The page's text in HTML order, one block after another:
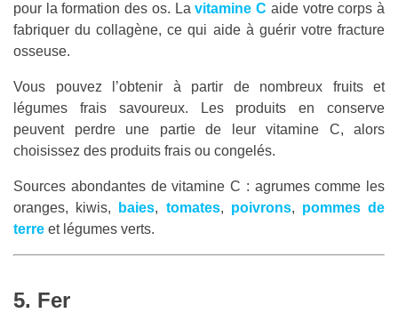
pour la formation des os. Lavitamine C aide votre corps à
fabriquer du collagène, ce qui aide à guérir votre fracture
osseuse.
Vous pouvez l’obtenir à partir de nombreux fruits et
légumes frais savoureux. Les produits en conserve
peuvent perdre une partie de leur vitamine C, alors
choisissez des produits frais ou congelés.
Sources abondantes de vitamine C : agrumes comme les
oranges, kiwis,
baies, tomates, poivrons, pommes de
terre et légumes verts.
5. Fer